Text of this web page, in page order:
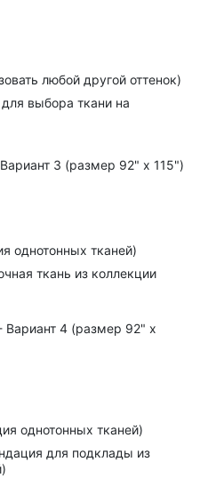
любой другой оттенок)
выбора ткани на
3 (размер 92" x 115")
однотонных тканей)
ткань из коллекции
Вариант 4 (размер 92" x
однотонных тканей)
для подклады из